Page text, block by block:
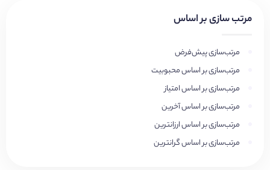
مرتب سازی بر اساس
مرتب‌سازی پیش‌فرض
مرتب‌سازی بر اساس محبوبیت
مرتب‌سازی بر اساس امتیاز
مرتب‌سازی بر اساس آخرین
مرتب‌سازی بر اساس ارزانترین
مرتب‌سازی بر اساس گرانترین